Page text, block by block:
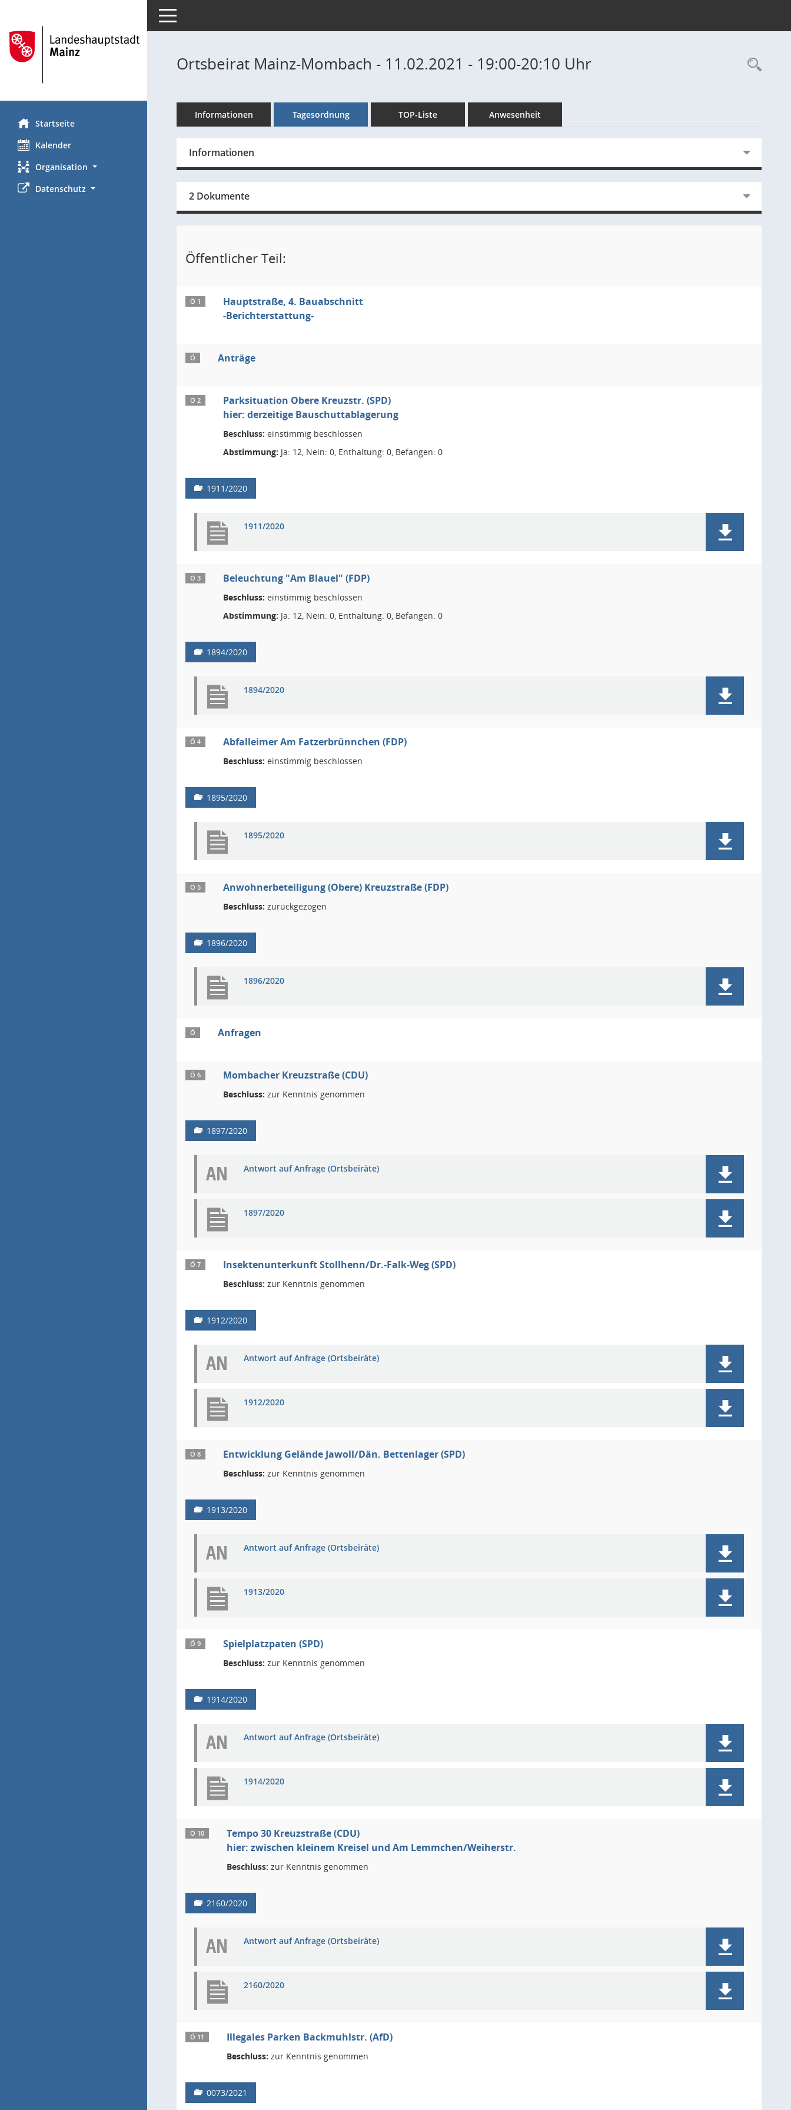
Startseite
Kalender
Organisation
Datenschutz
Toggle navigation
Ortsbeirat Mainz-Mombach - 11.02.2021 - 19:00-20:10 Uhr
Informationen Tagesordnung TOP-Liste Anwesenheit
Informationen
2 Dokumente
Öffentlicher Teil:
Ö 1
Hauptstraße, 4. Bauabschnitt
-Berichterstattung-
Ö Anträge
Ö 2
Parksituation Obere Kreuzstr. (SPD)
hier: derzeitige Bauschuttablagerung
Beschluss: einstimmig beschlossen
Abstimmung: Ja: 12, Nein: 0, Enthaltung: 0, Befangen: 0
1911/2020
1911/2020
Ö 3 Beleuchtung "Am Blauel" (FDP)
Beschluss: einstimmig beschlossen
Abstimmung: Ja: 12, Nein: 0, Enthaltung: 0, Befangen: 0
1894/2020
1894/2020
Ö 4 Abfalleimer Am Fatzerbrünnchen (FDP)
Beschluss: einstimmig beschlossen
1895/2020
1895/2020
Ö 5 Anwohnerbeteiligung (Obere) Kreuzstraße (FDP)
Beschluss: zurückgezogen
1896/2020
1896/2020
Ö Anfragen
Ö 6 Mombacher Kreuzstraße (CDU)
Beschluss: zur Kenntnis genommen
1897/2020
AN Antwort auf Anfrage (Ortsbeiräte)
1897/2020
Ö 7 Insektenunterkunft Stollhenn/Dr.-Falk-Weg (SPD)
Beschluss: zur Kenntnis genommen
1912/2020
AN Antwort auf Anfrage (Ortsbeiräte)
1912/2020
Ö 8 Entwicklung Gelände Jawoll/Dän. Bettenlager (SPD)
Beschluss: zur Kenntnis genommen
1913/2020
AN Antwort auf Anfrage (Ortsbeiräte)
1913/2020
Ö 9 Spielplatzpaten (SPD)
Beschluss: zur Kenntnis genommen
1914/2020
AN Antwort auf Anfrage (Ortsbeiräte)
1914/2020
Ö 10
Tempo 30 Kreuzstraße (CDU)
hier: zwischen kleinem Kreisel und Am Lemmchen/Weiherstr.
Beschluss: zur Kenntnis genommen
2160/2020
AN Antwort auf Anfrage (Ortsbeiräte)
2160/2020
Ö 11 Illegales Parken Backmuhlstr. (AfD)
Beschluss: zur Kenntnis genommen
0073/2021